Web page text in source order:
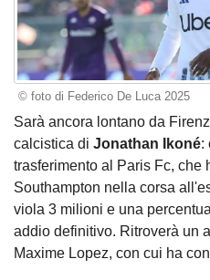
© foto di Federico De Luca 2025
Sarà ancora lontano da
calcistica di Jonathan Ikoné:
trasferimento al Paris Fc, che
Southampton nella corsa
viola 3 milioni e una
addio definitivo. Ritroverà un
Maxime Lopez, con cui ha